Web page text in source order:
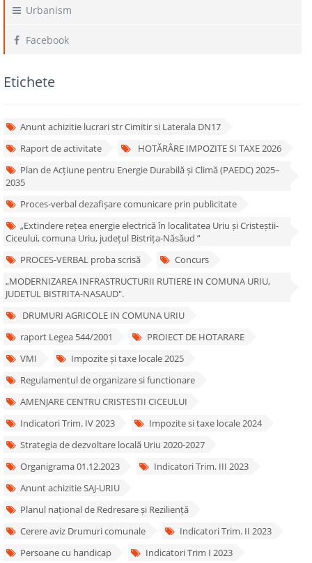
Urbanism
Facebook
Etichete
Anunt achizitie lucrari str Cimitir si Laterala DN17
Raport de activitate
HOTĂRÂRE IMPOZITE SI TAXE 2026
Plan de Acțiune pentru Energie Durabilă și Climă (PAEDC) 2025–
2035
Proces-verbal dezafișare comunicare prin publicitate
„Extindere rețea energie electrică în localitatea Uriu și Cristeștii-
Ciceului, comuna Uriu, județul Bistrița-Năsăud ”
PROCES-VERBAL proba scrisă
Concurs
„MODERNIZAREA INFRASTRUCTURII RUTIERE IN COMUNA URIU,
JUDETUL BISTRITA-NASAUD".
DRUMURI AGRICOLE IN COMUNA URIU
raport Legea 544/2001
PROIECT DE HOTARARE
VMI
Impozite și taxe locale 2025
Regulamentul de organizare si functionare
AMENJARE CENTRU CRISTESTII CICEULUI
Indicatori Trim. IV 2023
Impozite si taxe locale 2024
Strategia de dezvoltare locală Uriu 2020-2027
Organigrama 01.12.2023
Indicatori Trim. III 2023
Anunt achizitie SAJ-URIU
Planul național de Redresare și Reziliență
Cerere aviz Drumuri comunale
Indicatori Trim. II 2023
Persoane cu handicap
Indicatori Trim I 2023